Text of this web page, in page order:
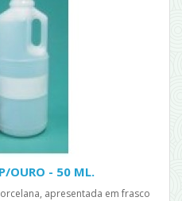
OURO - 50 ML.
apresentada em frasco